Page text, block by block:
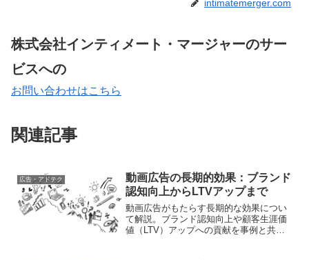
intimatemerger.com
株式会社インティメート・マージャーのサー
ビスへの
お問い合わせはこちら
関連記事
広告・アドテク
動画広告の長期的効果：ブランド
認知向上からLTVアップまで
動画広告がもたらす長期的な効果につい
て解説。ブランド認知向上や顧客生涯価
値（LTV）アップへの貢献を事例と共に